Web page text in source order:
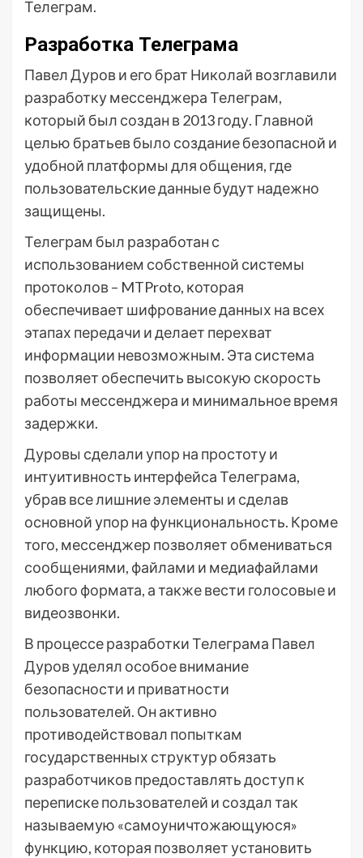
Телеграм.
Разработка Телеграма
Павел Дуров и его брат Николай возглавили
разработку мессенджера Телеграм,
который был создан в 2013 году. Главной
целью братьев было создание безопасной и
удобной платформы для общения, где
пользовательские данные будут надежно
защищены.
Телеграм был разработан с
использованием собственной системы
протоколов – MTProto, которая
обеспечивает шифрование данных на всех
этапах передачи и делает перехват
информации невозможным. Эта система
позволяет обеспечить высокую скорость
работы мессенджера и минимальное время
задержки.
Дуровы сделали упор на простоту и
интуитивность интерфейса Телеграма,
убрав все лишние элементы и сделав
основной упор на функциональность. Кроме
того, мессенджер позволяет обмениваться
сообщениями, файлами и медиафайлами
любого формата, а также вести голосовые и
видеозвонки.
В процессе разработки Телеграма Павел
Дуров уделял особое внимание
безопасности и приватности
пользователей. Он активно
противодействовал попыткам
государственных структур обязать
разработчиков предоставлять доступ к
переписке пользователей и создал так
называемую «самоуничтожающуюся»
функцию, которая позволяет установить